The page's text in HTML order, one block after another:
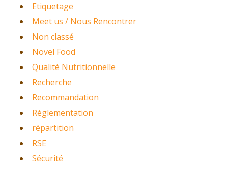
Etiquetage
Meet us / Nous Rencontrer
Non classé
Novel Food
Qualité Nutritionnelle
Recherche
Recommandation
Règlementation
répartition
RSE
Sécurité